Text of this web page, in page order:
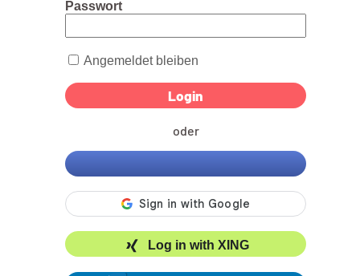
Passwort
Angemeldet bleiben
oder
Log in with XING